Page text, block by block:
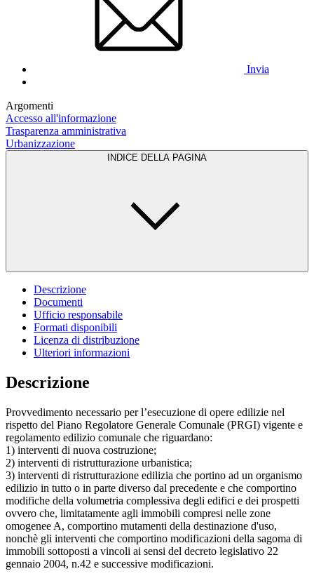
Invia
Argomenti
Accesso all'informazione
Trasparenza amministrativa
Urbanizzazione
INDICE DELLA PAGINA
Descrizione
Documenti
Ufficio responsabile
Formati disponibili
Licenza di distribuzione
Ulteriori informazioni
Descrizione
Provvedimento necessario per l’esecuzione di opere edilizie nel
rispetto del Piano Regolatore Generale Comunale (PRGI) vigente e
regolamento edilizio comunale che riguardano:
1) interventi di nuova costruzione;
2) interventi di ristrutturazione urbanistica;
3) interventi di ristrutturazione edilizia che portino ad un organismo
edilizio in tutto o in parte diverso dal precedente e che comportino
modifiche della volumetria complessiva degli edifici e dei prospetti
ovvero che, limitatamente agli immobili compresi nelle zone
omogenee A, comportino mutamenti della destinazione d'uso,
nonchè gli interventi che comportino modificazioni della sagoma di
immobili sottoposti a vincoli ai sensi del decreto legislativo 22
gennaio 2004, n.42 e successive modificazioni.